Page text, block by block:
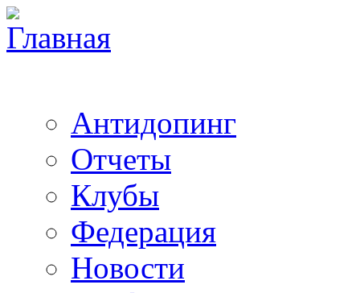
Антидопинг
Отчеты
Клубы
Федерация
Новости